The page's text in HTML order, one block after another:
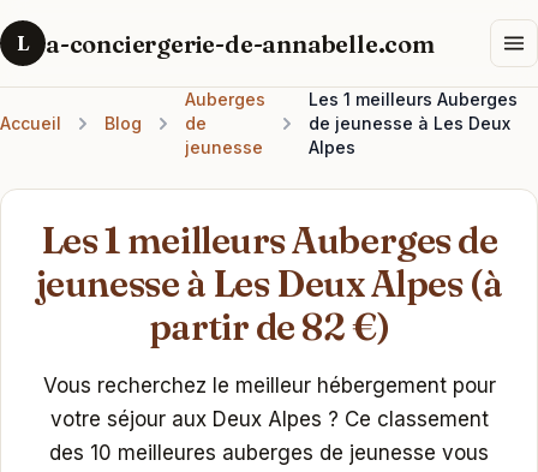
L a-conciergerie-de-annabelle.com
Accueil Blog
Auberges
de
jeunesse
Les 1 meilleurs Auberges
de jeunesse à Les Deux
Alpes
Les 1 meilleurs Auberges de
jeunesse à Les Deux Alpes (à
partir de 82 €)
Vous recherchez le meilleur hébergement pour
votre séjour aux Deux Alpes ? Ce classement
des 10 meilleures auberges de jeunesse vous